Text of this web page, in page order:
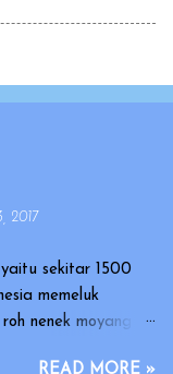
2017
sekitar 1500
memeluk
nenek moyang
READ MORE »